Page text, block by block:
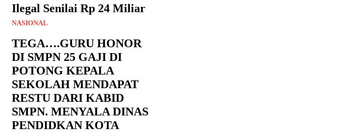
Ilegal Senilai Rp 24 Miliar
NASIONAL
TEGA….GURU HONOR
DI SMPN 25 GAJI DI
POTONG KEPALA
SEKOLAH MENDAPAT
RESTU DARI KABID
SMPN. MENYALA DINAS
PENDIDKAN KOTA